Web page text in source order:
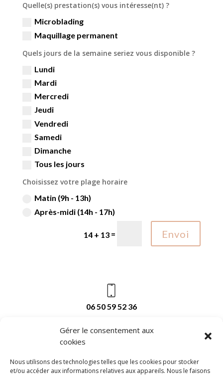
Gérer le consentement aux
cookies
Nous utilisons des technologies telles que les cookies pour stocker
et/ou accéder aux informations relatives aux appareils. Nous le faisons
Quelle(s) prestation(s) vous intéresse(nt) ?
Microblading
Maquillage permanent
Quels jours de la semaine seriez vous disponible ?
Lundi
Mardi
Mercredi
Jeudi
Vendredi
Samedi
Dimanche
Tous les jours
Choisissez votre plage horaire
Matin (9h - 13h)
Après-midi (14h - 17h)
14 + 13 = Envoi
06 50 59 52 36
melaniemarindermographie@gmail.com